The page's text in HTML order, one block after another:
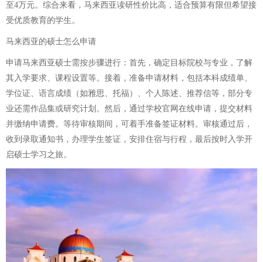
至4万元。综合来看，马来西亚读研性价比高，适合预算有限但希望接
受优质教育的学生。
马来西亚的硕士怎么申请
申请马来西亚硕士需按步骤进行：首先，确定目标院校与专业，了解
其入学要求、课程设置等。接着，准备申请材料，包括本科成绩单、
学位证、语言成绩（如雅思、托福）、个人陈述、推荐信等，部分专
业还需作品集或研究计划。然后，通过学校官网在线申请，提交材料
并缴纳申请费。等待审核期间，可着手准备签证材料。审核通过后，
收到录取通知书，办理学生签证，安排住宿与行程，最后按时入学开
启硕士学习之旅。